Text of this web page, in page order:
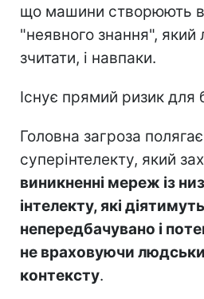
що машини створюють
"неявного знання", який
зчитати, і навпаки.
Існує прямий ризик для
Головна загроза
суперінтелекту, який
виникненні мереж із
інтелекту, які
непередбачувано і
не враховуючи
контексту.